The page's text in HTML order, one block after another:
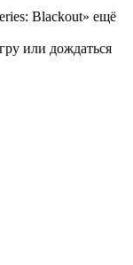
Blackout» ещё
или дождаться